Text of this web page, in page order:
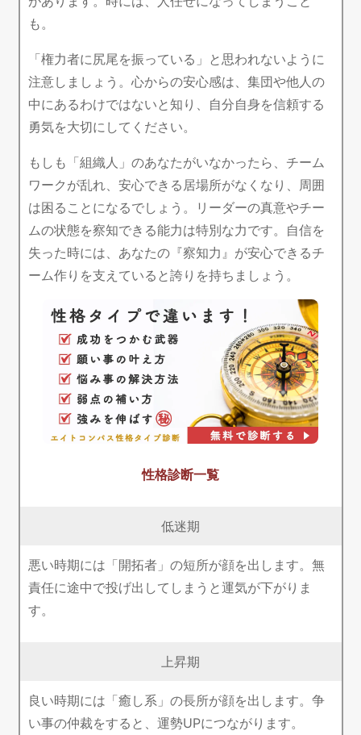
も。
「権力者に尻尾を振っている」と思われないように
注意しましょう。心からの安心感は、集団や他人の
中にあるわけではないと知り、自分自身を信頼する
勇気を大切にしてください。
もしも「組織人」のあなたがいなかったら、チーム
ワークが乱れ、安心できる居場所がなくなり、周囲
は困ることになるでしょう。リーダーの真意やチー
ムの状態を察知できる能力は特別な力です。自信を
失った時には、あなたの『察知力』が安心できるチ
ーム作りを支えていると誇りを持ちましょう。
性格診断一覧
低迷期
悪い時期には「開拓者」の短所が顔を出します。無
責任に途中で投げ出してしまうと運気が下がりま
す。
上昇期
良い時期には「癒し系」の長所が顔を出します。争
い事の仲裁をすると、運勢UPにつながります。